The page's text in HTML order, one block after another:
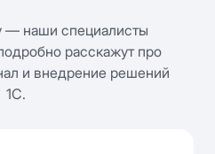
— наши специалисты
расскажут про
и внедрение решений
1С.